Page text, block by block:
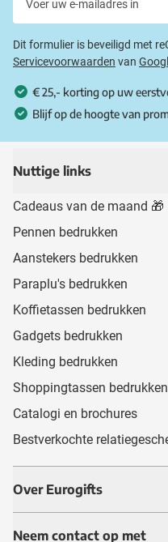
Dit formulier is beveiligd met
Servicevoorwaarden van
€ 25,- korting op uw
Blijf op de hoogte van
Nuttige links
Cadeaus van de maand 🎁
Pennen bedrukken
Aanstekers bedrukken
Paraplu's bedrukken
Koffietassen bedrukken
Gadgets bedrukken
Kleding bedrukken
Shoppingtassen bedrukken
Catalogi en brochures
Bestverkochte
Over Eurogifts
Neem contact op met